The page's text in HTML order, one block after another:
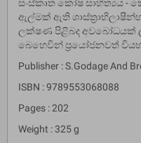
සංස්කෘත කෝෂ සාහිත්‍යය -
ඇල්මක් ඇති
ලක්ෂණ පිළිබද අවබෝධයක්
බෙහෙවින් ප‍්‍රයෝජනවත්
Publisher : S.Godage And
ISBN : 9789553068088
Pages : 202
Weight : 325 g